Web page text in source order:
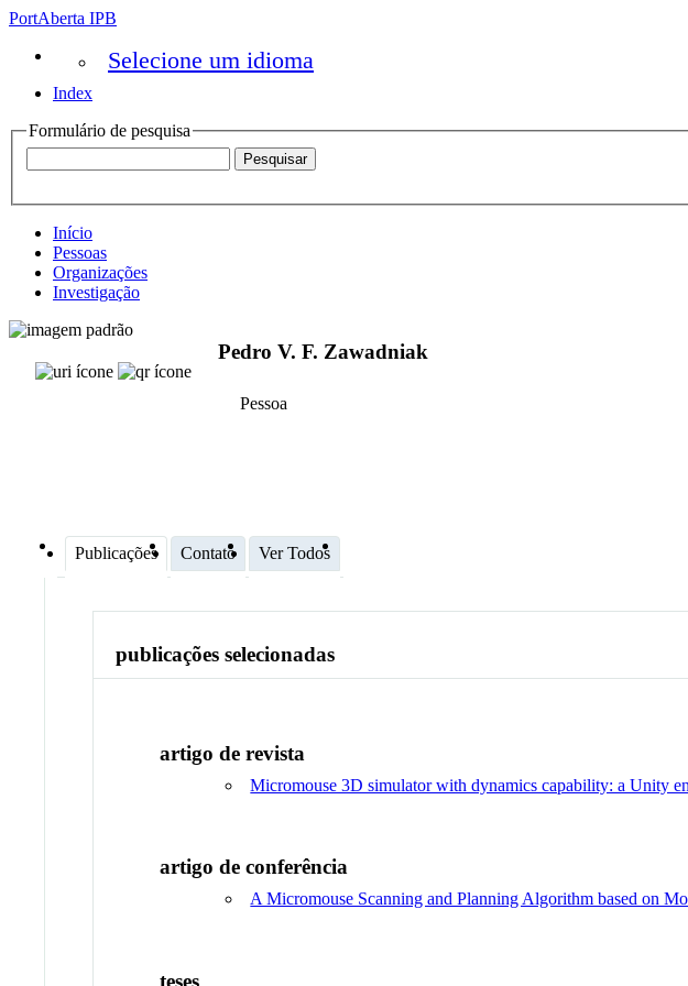
PortAberta IPB
Selecione um idioma
Index
Formulário de pesquisa
Início
Pessoas
Organizações
Investigação
Pedro V. F. Zawadniak
Pessoa
Publicações Contato Ver Todos
publicações selecionadas
artigo de revista
Micromouse 3D simulator with dynamics capability: a Unity
artigo de conferência
A Micromouse Scanning and Planning Algorithm based on
teses